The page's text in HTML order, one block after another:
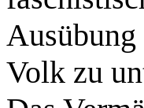
Ausübung
Volk zu